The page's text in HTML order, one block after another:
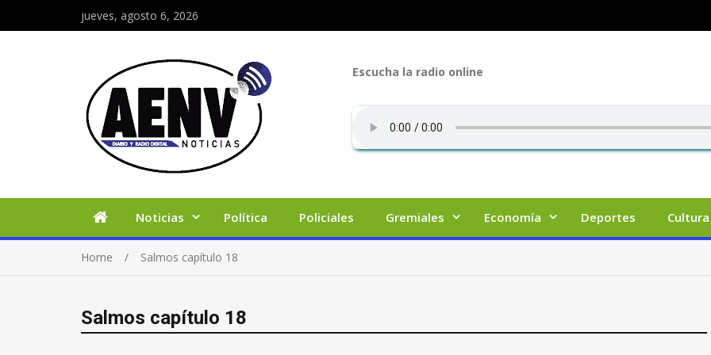
jueves, agosto 6, 2026
Escucha la radio online
Noticias Política Policiales Gremiales Economía Deportes Cultura
Home Salmos capítulo 18
Salmos capítulo 18